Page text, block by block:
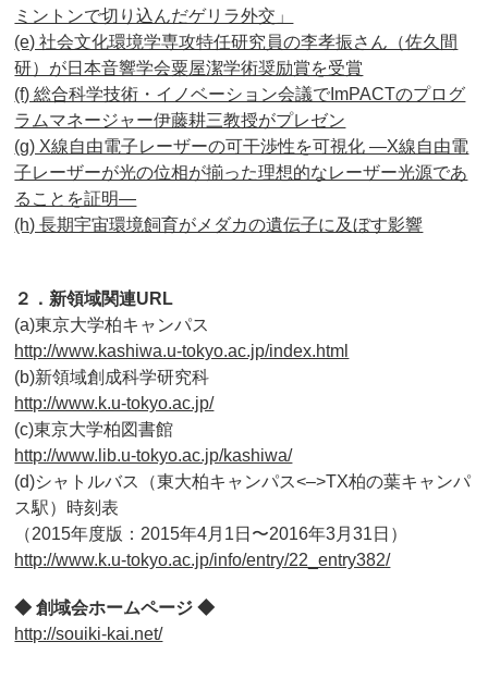
ミントンで切り込んだゲリラ外交」
(e) 社会文化環境学専攻特任研究員の李孝振さん（佐久間
研）が日本音響学会粟屋潔学術奨励賞を受賞
(f) 総合科学技術・イノベーション会議でImPACTのプログ
ラムマネージャー伊藤耕三教授がプレゼン
(g) X線自由電子レーザーの可干渉性を可視化 ―X線自由電
子レーザーが光の位相が揃った理想的なレーザー光源であ
ることを証明―
(h) 長期宇宙環境飼育がメダカの遺伝子に及ぼす影響
２．新領域関連URL
(a)東京大学柏キャンパス
http://www.kashiwa.u-tokyo.ac.jp/index.html
(b)新領域創成科学研究科
http://www.k.u-tokyo.ac.jp/
(c)東京大学柏図書館
http://www.lib.u-tokyo.ac.jp/kashiwa/
(d)シャトルバス（東大柏キャンパス<–>TX柏の葉キャンパ
ス駅）時刻表
（2015年度版：2015年4月1日〜2016年3月31日）
http://www.k.u-tokyo.ac.jp/info/entry/22_entry382/
◆ 創域会ホームページ ◆
http://souiki-kai.net/